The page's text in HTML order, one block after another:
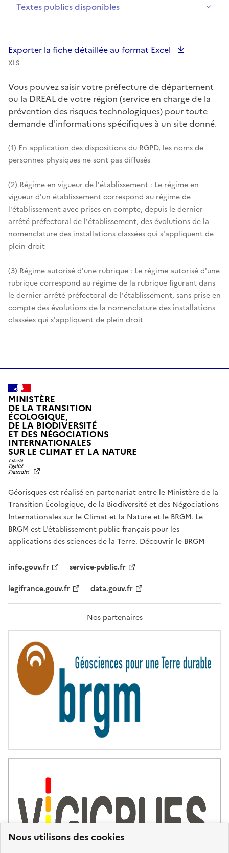
Nous utilisons des cookies
Textes publics disponibles
Exporter la fiche détaillée au format Excel
XLS
Vous pouvez saisir votre préfecture de département
ou la DREAL de votre région (service en charge de la
prévention des risques technologiques) pour toute
demande d'informations spécifiques à un site donné.
(1) En application des dispositions du RGPD, les noms de
personnes physiques ne sont pas diffusés
(2) Régime en vigueur de l'établissement : Le régime en
vigueur d'un établissement correspond au régime de
l'établissement avec prises en compte, depuis le dernier
arrêté préfectoral de l'établissement, des évolutions de la
nomenclature des installations classées qui s'appliquent de
plein droit
(3) Régime autorisé d'une rubrique : Le régime autorisé d'une
rubrique correspond au régime de la rubrique figurant dans
le dernier arrêté préfectoral de l'établissement, sans prise en
compte des évolutions de la nomenclature des installations
classées qui s'appliquent de plein droit
MINISTÈRE
DE LA TRANSITION
ÉCOLOGIQUE,
DE LA BIODIVERSITÉ
ET DES NÉGOCIATIONS
INTERNATIONALES
SUR LE CLIMAT ET LA NATUREL
T
É
,
É
G
A
L
F
A
T
R
T
É
Géorisques est réalisé en partenariat entre le Ministère de la
Transition Écologique, de la Biodiversité et des Négociations
Internationales sur le Climat et la Nature et le BRGM. Le
BRGM est L'établissement public français pour les
applications des sciences de la Terre. Découvrir le BRGM
info.gouv.fr
service-public.fr
legifrance.gouv.fr
data.gouv.fr
Nos partenaires